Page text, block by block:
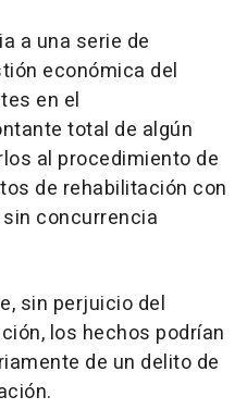
a una serie de
económica del
en el
total de algún
al procedimiento de
de rehabilitación con
concurrencia
sin perjuicio del
los hechos podrían
de un delito de